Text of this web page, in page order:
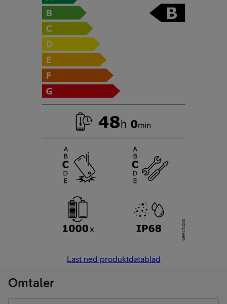
Last ned produktdatablad
Omtaler